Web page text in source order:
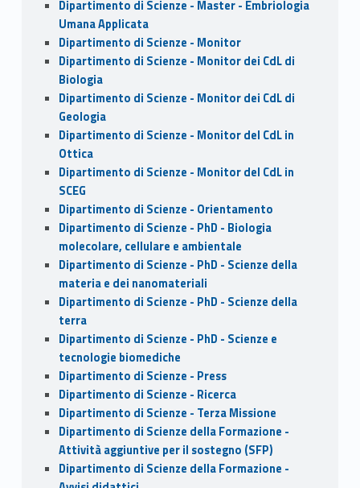
Dipartimento di Scienze - Master - Embriologia
Umana Applicata
Dipartimento di Scienze - Monitor
Dipartimento di Scienze - Monitor dei CdL di
Biologia
Dipartimento di Scienze - Monitor dei CdL di
Geologia
Dipartimento di Scienze - Monitor del CdL in
Ottica
Dipartimento di Scienze - Monitor del CdL in
SCEG
Dipartimento di Scienze - Orientamento
Dipartimento di Scienze - PhD - Biologia
molecolare, cellulare e ambientale
Dipartimento di Scienze - PhD - Scienze della
materia e dei nanomateriali
Dipartimento di Scienze - PhD - Scienze della
terra
Dipartimento di Scienze - PhD - Scienze e
tecnologie biomediche
Dipartimento di Scienze - Press
Dipartimento di Scienze - Ricerca
Dipartimento di Scienze - Terza Missione
Dipartimento di Scienze della Formazione -
Attività aggiuntive per il sostegno (SFP)
Dipartimento di Scienze della Formazione -